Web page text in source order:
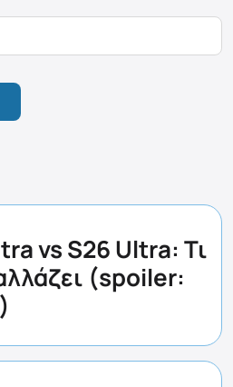
vs S26 Ultra: Τι
(spoiler: